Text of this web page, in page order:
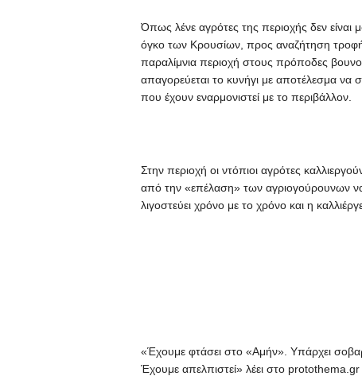
Όπως λένε αγρότες της περιοχής δεν
όγκο των Κρουσίων, προς αναζήτηση
παραλίμνια περιοχή στους πρόποδες
απαγορεύεται το κυνήγι με αποτέλεσμα να
που έχουν εναρμονιστεί με το περιβάλλον.
Στην περιοχή οι ντόπιοι αγρότες
από την «επέλαση» των αγριογούρουνων να
λιγοστεύει χρόνο με το χρόνο και η
«Έχουμε φτάσει στο «Αμήν». Υπάρχει
Έχουμε απελπιστεί» λέει στο